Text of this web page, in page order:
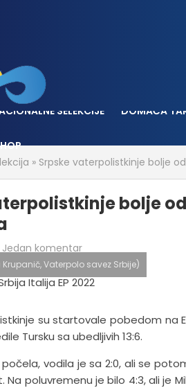
SELEKCIJE DOMAĆA
» Srpske vaterpolistkinje bolje
bolje
Jedan komentar
Vaterpolo savez Srbije)
su startovale pobedom na
Tursku sa ubedljivih 13:6.
vodila je sa 2:0, ali se
Na poluvremenu je bilo 4:3, ali je